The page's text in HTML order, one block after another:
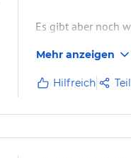
Es gibt aber noch
Strom, eine große
fließend warmen
Mehr anzeigen
Hilfreich